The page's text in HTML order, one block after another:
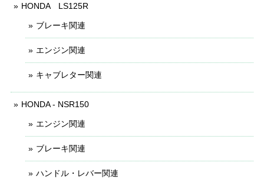
HONDA LS125R
ブレーキ関連
エンジン関連
キャブレター関連
HONDA - NSR150
エンジン関連
ブレーキ関連
ハンドル・レバー関連